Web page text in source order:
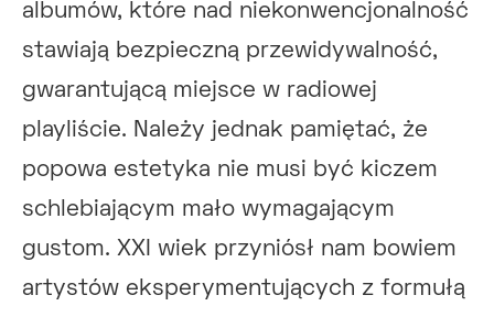
albumów, które nad niekonwencjonalność
stawiają bezpieczną przewidywalność,
gwarantującą miejsce w radiowej
playliście. Należy jednak pamiętać, że
popowa estetyka nie musi być kiczem
schlebiającym mało wymagającym
gustom. XXI wiek przyniósł nam bowiem
artystów eksperymentujących z formułą